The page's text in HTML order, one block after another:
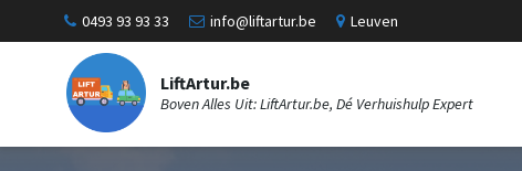
0493 93 93 33 info@liftartur.be Leuven
LiftArtur.be
Boven Alles Uit: LiftArtur.be, Dé Verhuishulp Expert